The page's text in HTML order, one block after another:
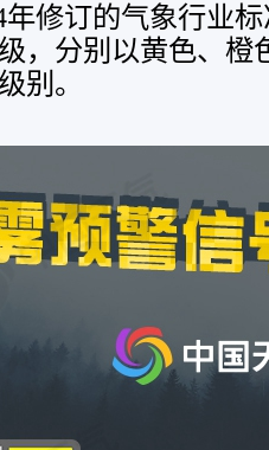
年修订的气象行业
，分别以黄色、橙
别。